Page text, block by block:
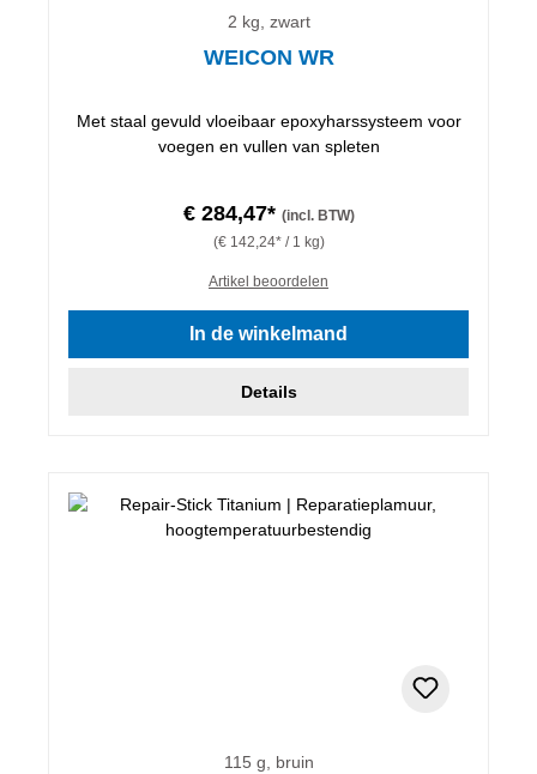
2 kg, zwart
WEICON WR
Met staal gevuld vloeibaar epoxyharssysteem voor
voegen en vullen van spleten
€ 284,47* (incl. BTW)
(€ 142,24* / 1 kg)
Artikel beoordelen
In de winkelmand
Details
115 g, bruin